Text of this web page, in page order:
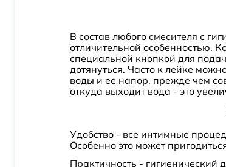
В состав любого смесителя с
отличительной особенностью.
специальной кнопкой для
дотянуться. Часто к лейке
воды и ее напор, прежде чем
откуда выходит вода - это
Удобство - все интимные
Особенно это может
Практичность - гигиенический